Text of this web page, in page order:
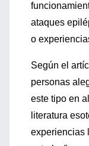
ataques
o
Según el
personas
este tipo en
literatura
experiencias